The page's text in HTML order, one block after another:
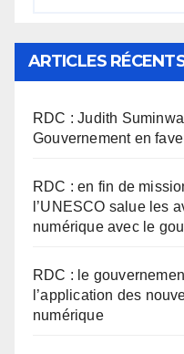
ARTICLES
RDC : Judith
Gouvernement en
RDC : en fin de
l’UNESCO salue les
numérique avec le
RDC : le
l’application des
numérique